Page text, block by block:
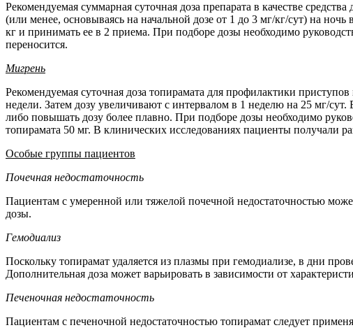
Рекомендуемая суммарная суточная доза препарата в качестве
(или менее, основываясь на начальной дозе от 1 до 3 мг/кг/сут) на
кг и принимать ее в 2 приема. При подборе дозы необходимо
переносится.
Мигрень
Рекомендуемая суточная доза топирамата для профилактики
недели. Затем дозу увеличивают с интервалом в 1 неделю на 25 мг/
либо повышать дозу более плавно. При подборе дозы необходимо
топирамата 50 мг. В клинических исследованиях пациенты получали
Особые группы пациентов
Почечная недостаточность
Пациентам с умеренной или тяжелой почечной недостаточностью
дозы.
Гемодиализ
Поскольку топирамат удаляется из плазмы при гемодиализе, в дни
Дополнительная доза может варьировать в зависимости от
Печеночная недостаточность
Пациентам с печеночной недостаточностью топирамат следует